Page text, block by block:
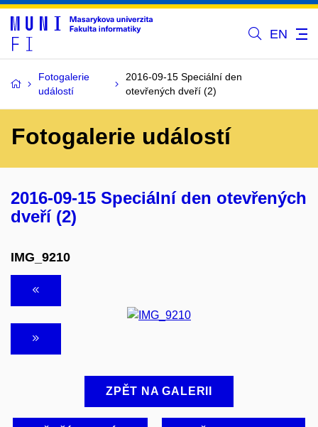
EN
Fotogalerie
událostí
2016-09-15 Speciální den
otevřených dveří (2)
Fotogalerie událostí
2016-09-15 Speciální den otevřených
dveří (2)
IMG_9210
ZPĚT NA GALERII